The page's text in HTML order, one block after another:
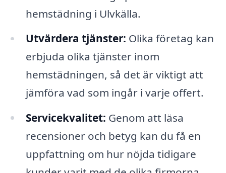
hemstädning i Ulvkälla.
Utvärdera tjänster: Olika företag kan
erbjuda olika tjänster inom
hemstädningen, så det är viktigt att
jämföra vad som ingår i varje offert.
Servicekvalitet: Genom att läsa
recensioner och betyg kan du få en
uppfattning om hur nöjda tidigare